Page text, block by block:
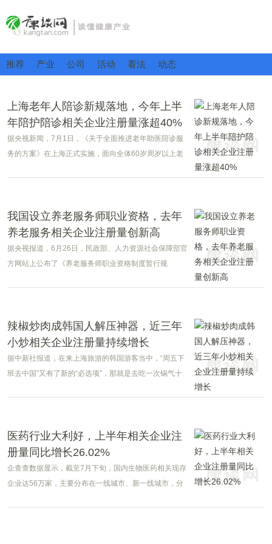
推荐 产业 公司 活动 看法 动态
上海老年人陪诊新规落地，今年上半
年陪护陪诊相关企业注册量涨超40%
据央视新闻，7月1日，《关于全面推进老年助医陪诊服
务的方案》在上海正式实施，面向全体60岁周岁以上老
我国设立养老服务师职业资格，去年
养老服务相关企业注册量创新高
据央视报道，6月26日，民政部、人力资源社会保障部官
方网站上公布了《养老服务师职业资格制度暂行规
为初级、中级、高级等三个级别，其中初级、中级实行
全国统一大纲、统一命题、统一组织的考试制度，高级
养老服务师职业资格有关规定另行制定。
辣椒炒肉成韩国人解压神器，近三年
小炒相关企业注册量持续增长
据中新社报道，在来上海旅游的韩国游客当中，“周五下
班去中国”又有了新的“必选项”，那就是去吃一次锅气十
医药行业大利好，上半年相关企业注
册量同比增长26.02%
企查查数据显示，截至7月下旬，国内生物医药相关现存
企业达56万家，主要分布在一线城市、新一线城市，分